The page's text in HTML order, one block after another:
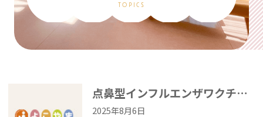
TOPICS
点鼻型インフルエンザワクチンについて
2025年8月6日